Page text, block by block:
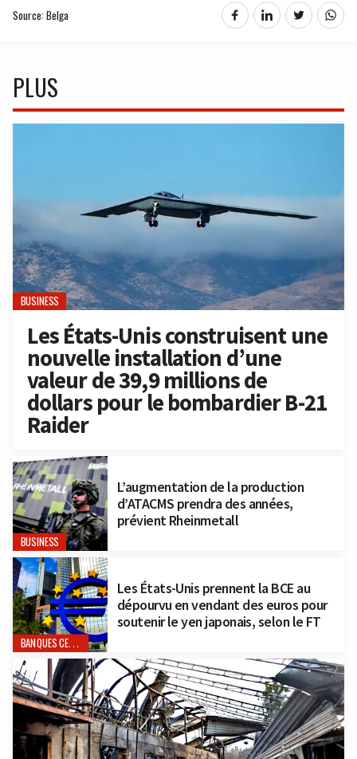
Source: Belga
PLUS
BUSINESS
Les États-Unis construisent une
nouvelle installation d’une
valeur de 39,9 millions de
dollars pour le bombardier B-21
Raider
BUSINESS
L’augmentation de la production
d’ATACMS prendra des années,
prévient Rheinmetall
BANQUES CENTRALES
Les États-Unis prennent la BCE au
dépourvu en vendant des euros pour
soutenir le yen japonais, selon le FT